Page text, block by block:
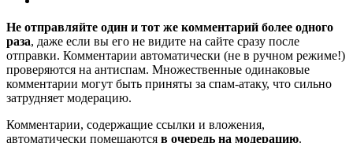
Не отправляйте один и тот же комментарий более одного
раза, даже если вы его не видите на сайте сразу после
отправки. Комментарии автоматически (не в ручном режиме!)
проверяются на антиспам. Множественные одинаковые
комментарии могут быть приняты за спам-атаку, что сильно
затрудняет модерацию.
Комментарии, содержащие ссылки и вложения,
автоматически помещаются в очередь на модерацию.